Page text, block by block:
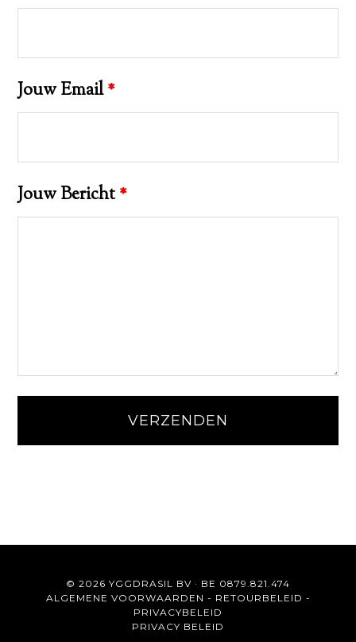
Jouw Email*
Jouw Bericht*
© 2026 YGGDRASIL BV · BE 0879.821.474
ALGEMENE VOORWAARDEN - RETOURBELEID -
PRIVACYBELEID
PRIVACY BELEID